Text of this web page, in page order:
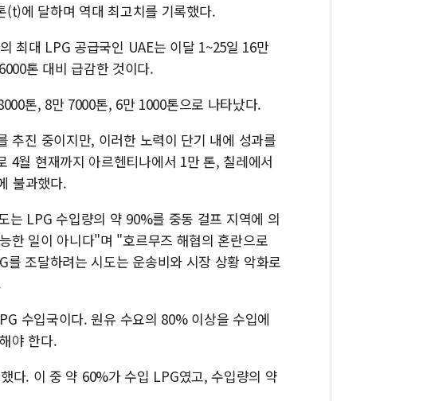
(t)에 달하며 역대 최고치를 기록했다.
최대 LPG 공급국인 UAE는 이달 1~25일 16만
톤 대비 급감한 것이다.
톤, 8만 7000톤, 6만 1000톤으로 나타났다.
추진 중이지만, 이러한 노력이 단기 내에 성과를
4월 현재까지 아르헨티나에서 1만 톤, 칠레에서
불과했다.
는 LPG 수입량의 약 90%를 중동 걸프 지역에 의
한 일이 아니다"며 "호르무즈 해협의 혼란으로
조달하려는 시도는 운송비와 시장 상황 악화로
수입국이다. 원유 수요의 80% 이상을 수입에
야 한다.
다. 이 중 약 60%가 수입 LPG였고, 수입량의 약